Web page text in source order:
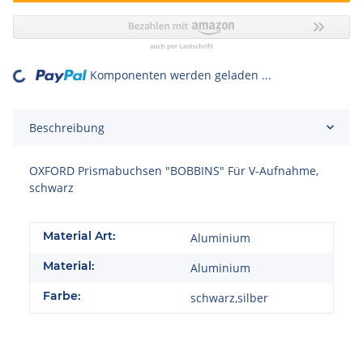
Loading... Komponenten werden geladen ...
Beschreibung
OXFORD Prismabuchsen "BOBBINS" Für V-Aufnahme,
schwarz
Material Art: Aluminium
Material: Aluminium
Farbe: schwarz,silber